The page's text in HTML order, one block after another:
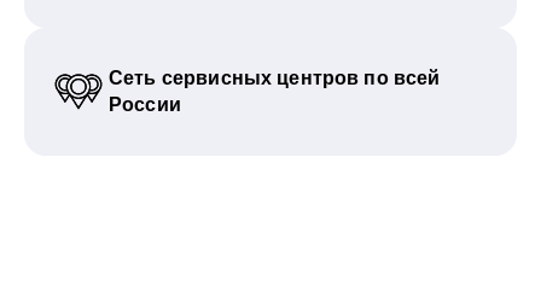
Сеть сервисных центров по всей
России